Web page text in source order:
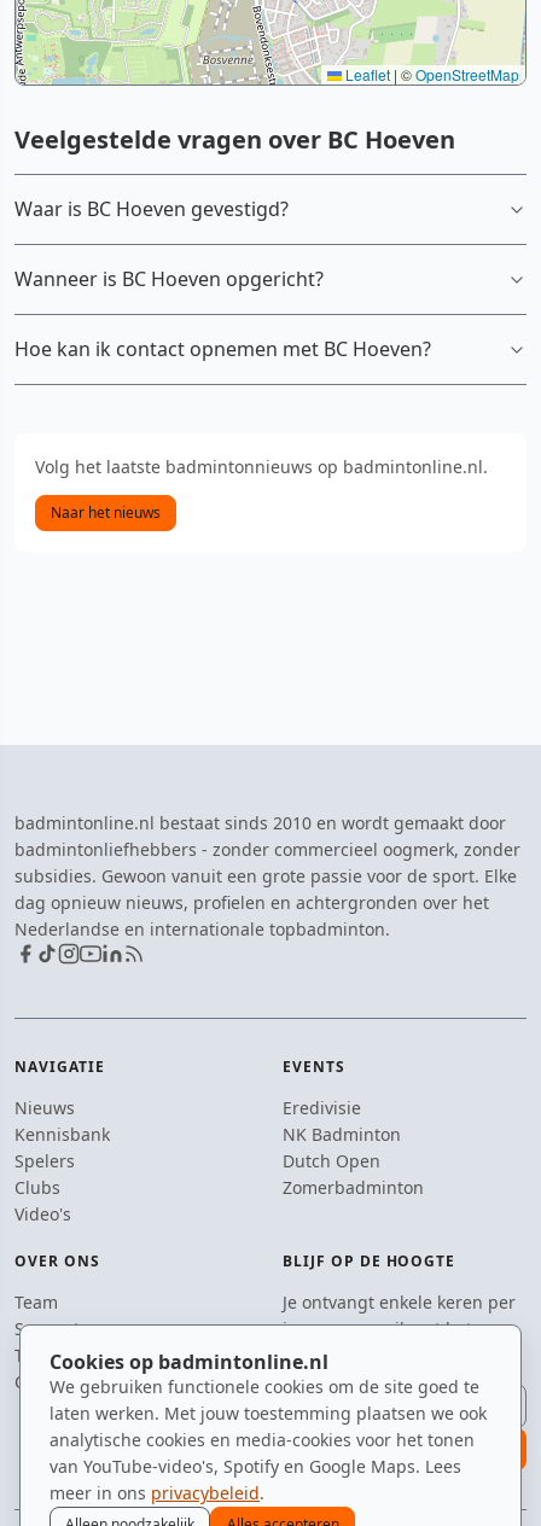
Cookies op badmintonline.nl
We gebruiken functionele cookies om de site goed te
laten werken. Met jouw toestemming plaatsen we ook
analytische cookies en media-cookies voor het tonen
van YouTube-video's, Spotify en Google Maps. Lees
meer in ons privacybeleid.
Leaflet | ©OpenStreetMap
Veelgestelde vragen over BC Hoeven
Waar is BC Hoeven gevestigd?
Wanneer is BC Hoeven opgericht?
Hoe kan ik contact opnemen met BC Hoeven?
Volg het laatste badmintonnieuws op badmintonline.nl.
Naar het nieuws
badmintonline.nl bestaat sinds 2010 en wordt gemaakt door
badmintonliefhebbers - zonder commercieel oogmerk, zonder
subsidies. Gewoon vanuit een grote passie voor de sport. Elke
dag opnieuw nieuws, profielen en achtergronden over het
Nederlandse en internationale topbadminton.
NAVIGATIE
Nieuws
Kennisbank
Spelers
Clubs
Video's
EVENTS
Eredivisie
NK Badminton
Dutch Open
Zomerbadminton
OVER ONS
Team
Supporters
Tip de redactie
Contact
BLIJF OP DE HOOGTE
Je ontvangt enkele keren per
jaar een e-mail met het
laatste badmintonnieuws.
E-mailadres
aanmelden